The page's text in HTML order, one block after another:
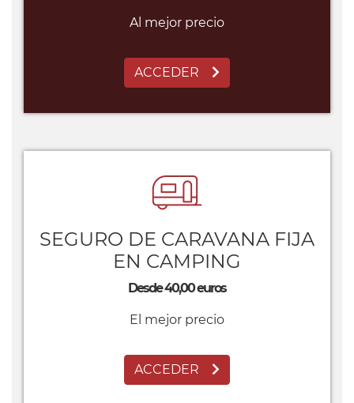
Al mejor precio
ACCEDER
SEGURO DE CARAVANA FIJA
EN CAMPING
Desde 40,00 euros
El mejor precio
ACCEDER